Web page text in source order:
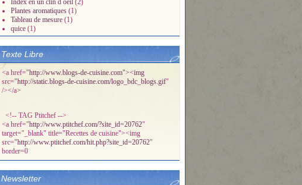
Index en un clin d oeil (2)
Plantes aromatiques (1)
Tableau de mesure (1)
quice (1)
Texte Libre
<a href="http://www.blogs-de-cuisine.com"><img
src="http://static.blogs-de-cuisine.com/logo_bdc_blogs.gif"
/></a>
<!-- TAG Ptitchef -->
<a href="http://www.ptitchef.com/?site_id=20762"
target="_blank" title="Recettes de cuisine"><img
src="http://www.ptitchef.com/hit.php?site_id=20762"
border=0
Newsletter